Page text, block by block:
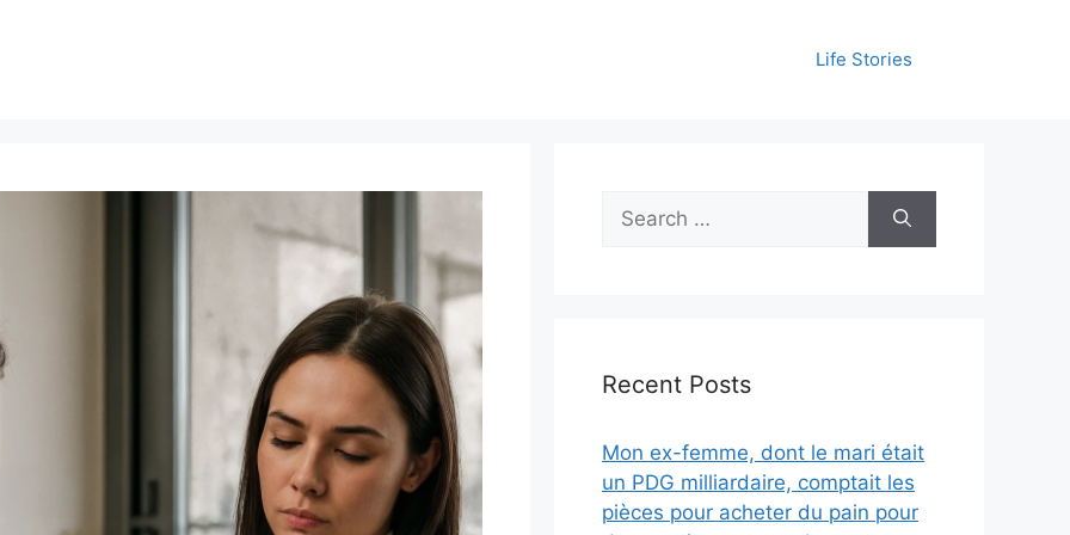
Life Stories
Search
for:
Recent Posts
Mon ex-femme, dont le mari était
un PDG milliardaire, comptait les
pièces pour acheter du pain pour